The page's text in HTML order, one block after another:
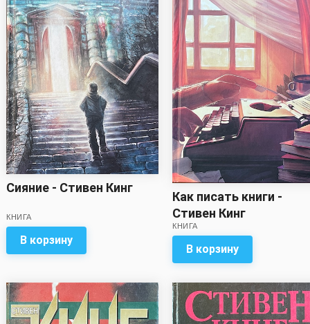
Сияние - Стивен Кинг
КНИГА
В корзину
Как писать книги -
Стивен Кинг
КНИГА
В корзину